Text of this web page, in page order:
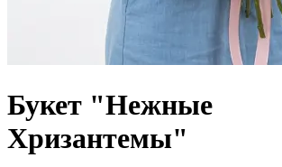
Букет "Нежные
Хризантемы"